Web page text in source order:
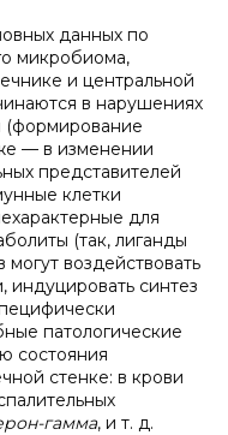
данных по
микробиома,
и центральной
в нарушениях
(формирование
— в изменении
представителей
клетки
для
(так, лиганды
воздействовать
синтез
патологические
состояния
стенке: в крови
гамма, и т. д.